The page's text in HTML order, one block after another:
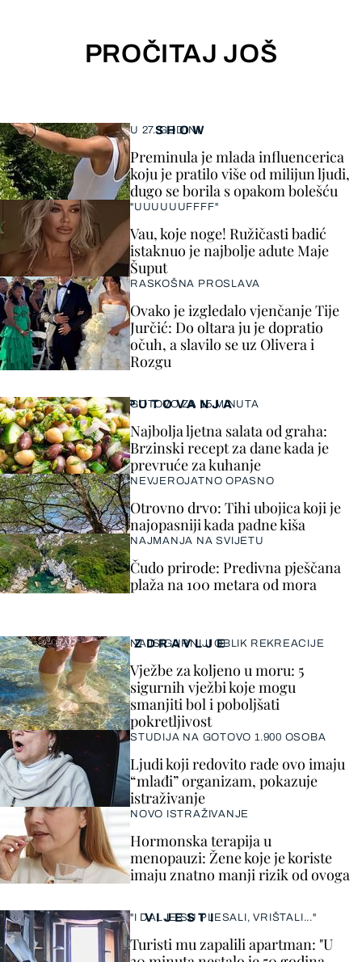
PROČITAJ JOŠ
VIJESTI
"I DALJE SU PLESALI, VRIŠTALI..."
Turisti mu zapalili apartman: "U
SHOW
U 27. GODINI
Preminula je mlada influencerica
koju je pratilo više od milijun ljudi,
dugo se borila s opakom bolešću
"UUUUUUFFFF"
Vau, koje noge! Ružičasti badić
istaknuo je najbolje adute Maje
Šuput
RASKOŠNA PROSLAVA
Ovako je izgledalo vjenčanje Tije
Jurčić: Do oltara ju je dopratio
očuh, a slavilo se uz Olivera i
Rozgu
ZDRAVLJE
NAJSIGURNIJI OBLIK REKREACIJE
Vježbe za koljeno u moru: 5
sigurnih vježbi koje mogu
smanjiti bol i poboljšati
pokretljivost
STUDIJA NA GOTOVO 1.900 OSOBA
Ljudi koji redovito rade ovo imaju
“mlađi” organizam, pokazuje
istraživanje
NOVO ISTRAŽIVANJE
Hormonska terapija u
menopauzi: Žene koje je koriste
imaju znatno manji rizik od ovoga
PUTOVANJA
GOTOVO ZA 15 MINUTA
Najbolja ljetna salata od graha:
Brzinski recept za dane kada je
prevruće za kuhanje
NEVJEROJATNO OPASNO
Otrovno drvo: Tihi ubojica koji je
najopasniji kada padne kiša
NAJMANJA NA SVIJETU
Čudo prirode: Predivna pješčana
plaža na 100 metara od mora